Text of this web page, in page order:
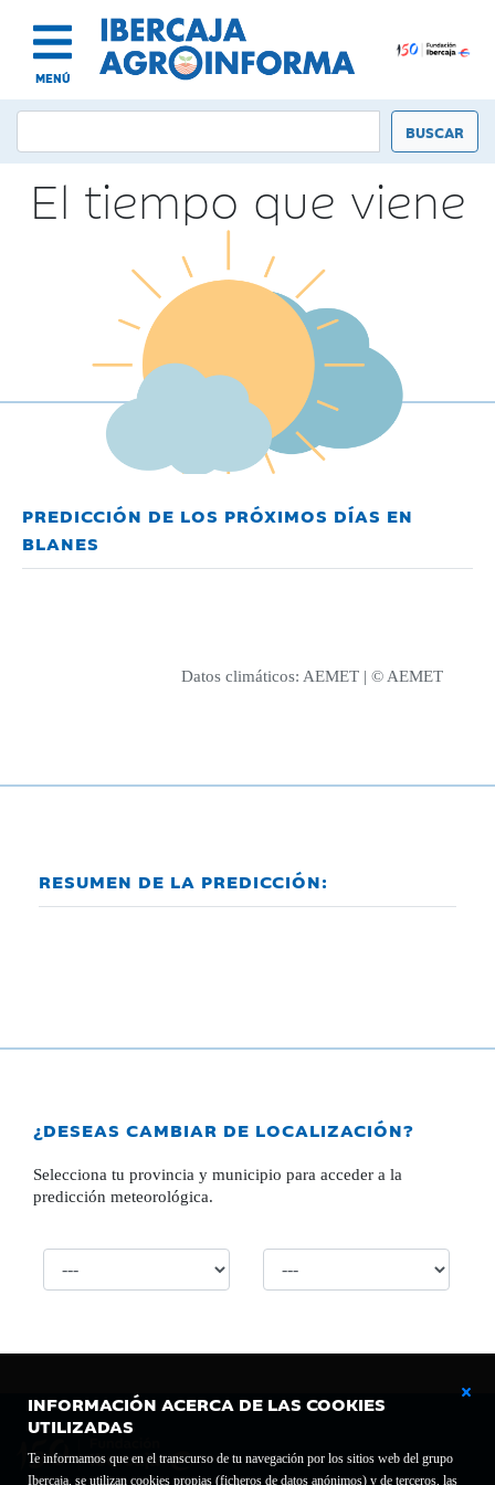
MENÚ
INFORMACIÓN ACERCA DE LAS COOKIES
UTILIZADAS
Te informamos que en el transcurso de tu navegación por los sitios web del grupo
Ibercaja, se utilizan cookies propias (ficheros de datos anónimos) y de terceros, las
El tiempo que viene
PREDICCIÓN DE LOS PRÓXIMOS DÍAS EN
BLANES
Datos climáticos: AEMET | © AEMET
RESUMEN DE LA PREDICCIÓN:
¿DESEAS CAMBIAR DE LOCALIZACIÓN?
Selecciona tu provincia y municipio para acceder a la
predicción meteorológica.